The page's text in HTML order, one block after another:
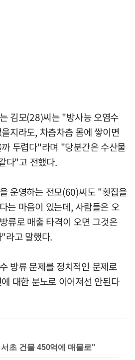
김모(28)씨는 "방사능 오염수
지라도, 차츰차츰 몸에 쌓이면
두렵다"라며 "당분간은 수산물
다"고 전했다.
운영하는 전모(60)씨도 "횟집을
는 마음이 있는데, 사람들은 오
류로 매출 타격이 오면 그것은
라고 말했다.
방류 문제를 정치적인 문제로
대한 분노로 이어져선 안된다
초 건물 450억에 매물로"